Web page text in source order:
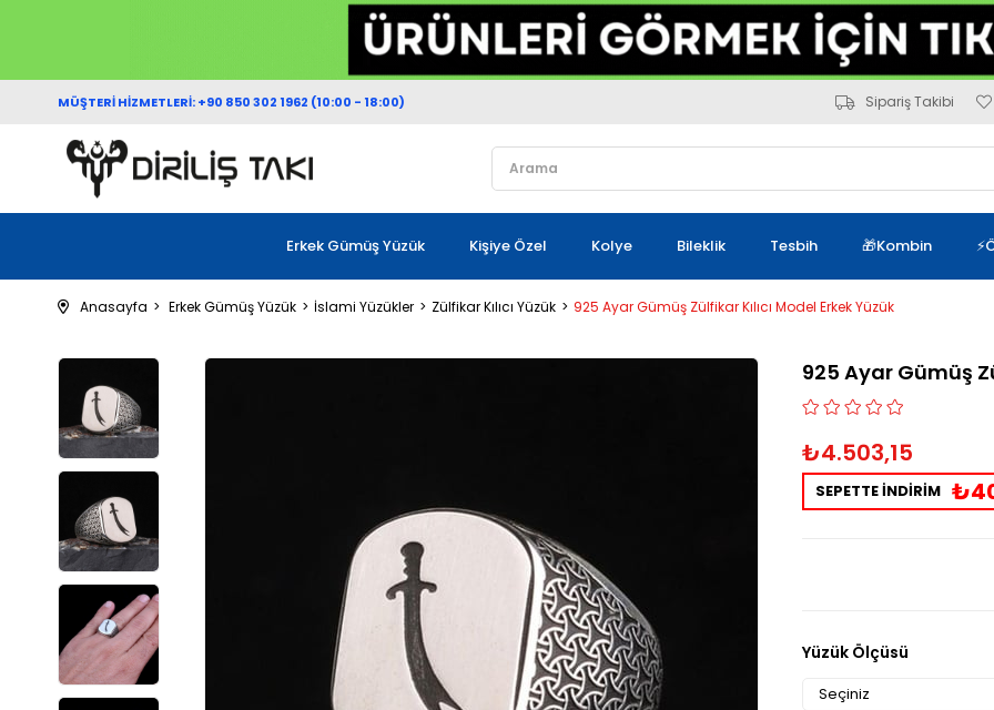
MÜŞTERİ HİZMETLERİ: +90 850 302 1962 (10:00 - 18:00) Sipariş Takibi
Erkek Gümüş Yüzük Kişiye Özel Kolye Bileklik Tesbih 🎁Kombin
Anasayfa Erkek Gümüş Yüzük İslami Yüzükler Zülfikar Kılıcı Yüzük 925 Ayar Gümüş Zülfikar Kılıcı Model Erkek Yüzük
925 Ayar Gümüş
₺4.503,15
SEPETTE İNDİRİM
Yüzük Ölçüsü